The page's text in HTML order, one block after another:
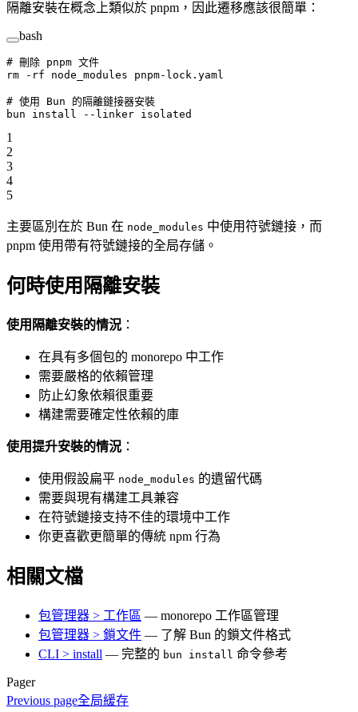
隔離安裝在概念上類似於 pnpm，因此遷移應該很簡單：
bash
# 刪除 pnpm 文件
rm -rf node_modules pnpm-lock.yaml
# 使用 Bun 的隔離鏈接器安裝
bun install --linker isolated
1
2
3
4
5
主要區別在於 Bun 在 node_modules 中使用符號鏈接，而
pnpm 使用帶有符號鏈接的全局存儲。
何時使用隔離安裝
使用隔離安裝的情況 ：
在具有多個包的 monorepo 中工作
需要嚴格的依賴管理
防止幻象依賴很重要
構建需要確定性依賴的庫
使用提升安裝的情況 ：
使用假設扁平 node_modules 的遺留代碼
需要與現有構建工具兼容
在符號鏈接支持不佳的環境中工作
你更喜歡更簡單的傳統 npm 行為
相關文檔
包管理器 > 工作區 — monorepo 工作區管理
包管理器 > 鎖文件 — 了解 Bun 的鎖文件格式
CLI > install — 完整的 bun install 命令參考
Pager
Previous page全局緩存